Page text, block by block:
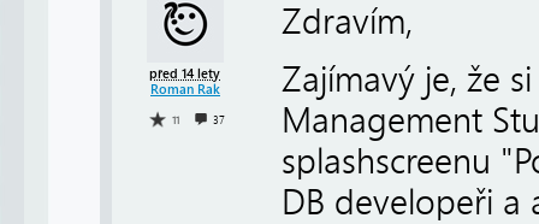
před 14 lety
Roman Rak
11 37
Zdravím,
Zajímavý je, že
Management
splashscreenu
DB developeři a